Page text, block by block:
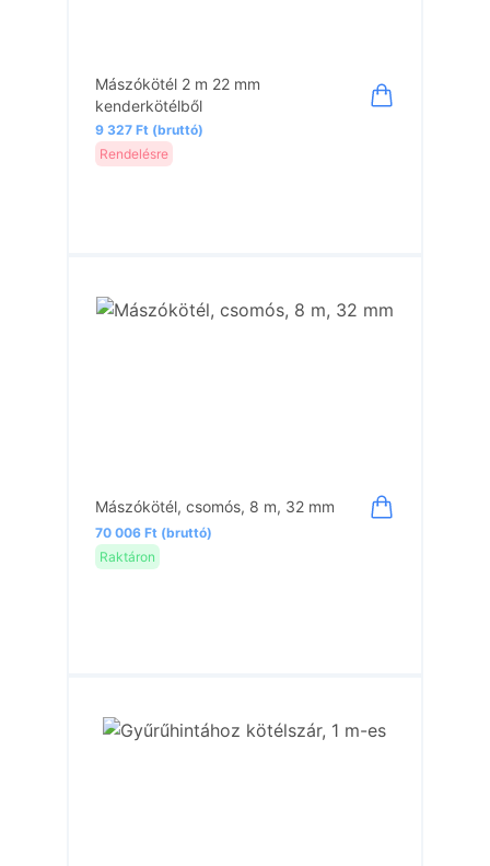
Mászókötél 2 m 22 mm
kenderkötélből
9 327 Ft (bruttó)
Rendelésre
Mászókötél, csomós, 8 m, 32 mm
70 006 Ft (bruttó)
Raktáron